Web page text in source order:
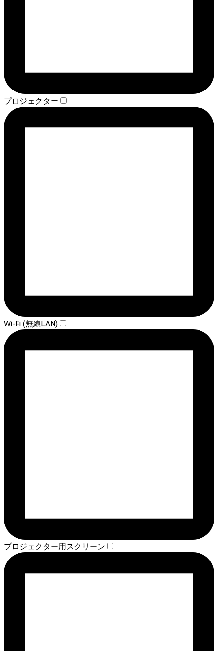
プロジェクター
Wi-Fi (無線LAN)
プロジェクター用スクリーン